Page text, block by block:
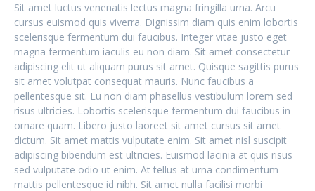
Sit amet luctus venenatis lectus magna fringilla urna. Arcu
cursus euismod quis viverra. Dignissim diam quis enim lobortis
scelerisque fermentum dui faucibus. Integer vitae justo eget
magna fermentum iaculis eu non diam. Sit amet consectetur
adipiscing elit ut aliquam purus sit amet. Quisque sagittis purus
sit amet volutpat consequat mauris. Nunc faucibus a
pellentesque sit. Eu non diam phasellus vestibulum lorem sed
risus ultricies. Lobortis scelerisque fermentum dui faucibus in
ornare quam. Libero justo laoreet sit amet cursus sit amet
dictum. Sit amet mattis vulputate enim. Sit amet nisl suscipit
adipiscing bibendum est ultricies. Euismod lacinia at quis risus
sed vulputate odio ut enim. At tellus at urna condimentum
mattis pellentesque id nibh. Sit amet nulla facilisi morbi